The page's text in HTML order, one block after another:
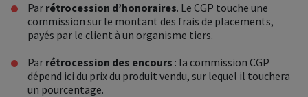
Par rétrocession d’honoraires. Le CGP touche une
commission sur le montant des frais de placements,
payés par le client à un organisme tiers.
Par rétrocession des encours : la commission CGP
dépend ici du prix du produit vendu, sur lequel il touchera
un pourcentage.